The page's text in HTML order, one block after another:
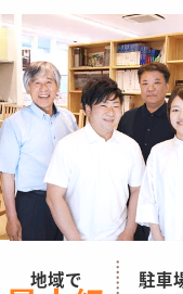
地域で 駐車